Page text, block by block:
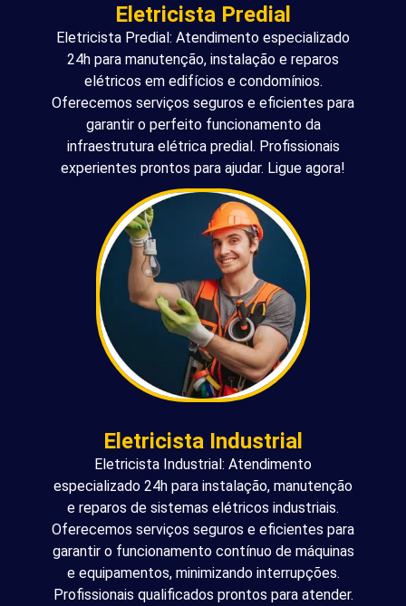
Eletricista Predial
Eletricista Predial: Atendimento especializado
24h para manutenção, instalação e reparos
elétricos em edifícios e condomínios.
Oferecemos serviços seguros e eficientes para
garantir o perfeito funcionamento da
infraestrutura elétrica predial. Profissionais
experientes prontos para ajudar. Ligue agora!
Eletricista Industrial
Eletricista Industrial: Atendimento
especializado 24h para instalação, manutenção
e reparos de sistemas elétricos industriais.
Oferecemos serviços seguros e eficientes para
garantir o funcionamento contínuo de máquinas
e equipamentos, minimizando interrupções.
Profissionais qualificados prontos para atender.